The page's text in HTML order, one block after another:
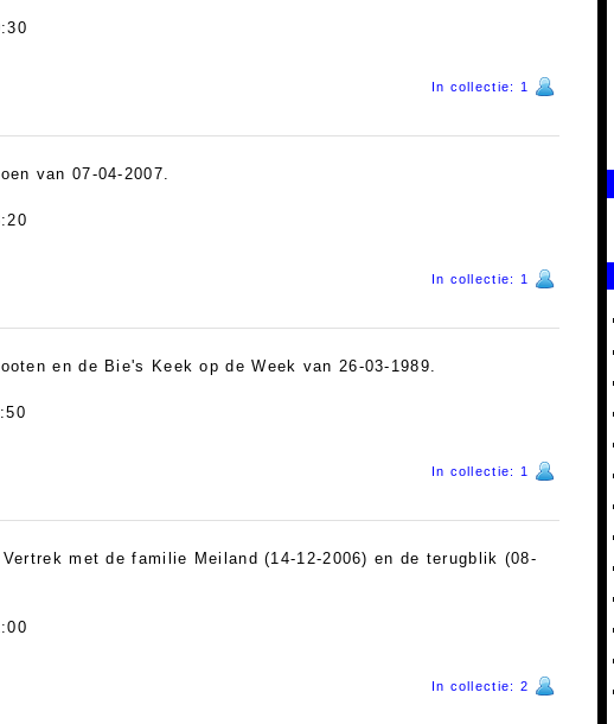
In collectie: 1
van 07-04-2007.
In collectie: 1
en de Bie's Keek op de Week van 26-03-1989.
In collectie: 1
met de familie Meiland (14-12-2006) en de terugblik (08-
In collectie: 2